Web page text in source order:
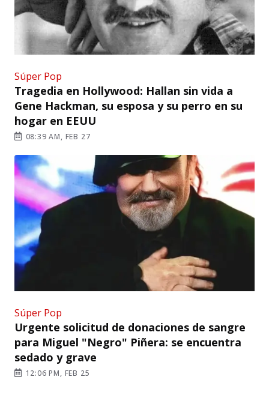
Súper Pop
Tragedia en Hollywood: Hallan sin vida a
Gene Hackman, su esposa y su perro en su
hogar en EEUU
08:39 AM, FEB 27
Súper Pop
Urgente solicitud de donaciones de sangre
para Miguel "Negro" Piñera: se encuentra
sedado y grave
12:06 PM, FEB 25